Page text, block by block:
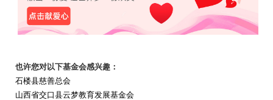
也许您对以下基金会感兴趣：
石楼县慈善总会
山西省交口县云梦教育发展基金会